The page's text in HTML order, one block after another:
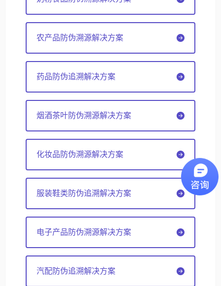
农产品防伪溯源解决方案
药品防伪追溯解决方案
烟酒茶叶防伪溯源解决方案
化妆品防伪溯源解决方案
服装鞋类防伪追溯解决方案
电子产品防伪溯源解决方案
汽配防伪追溯解决方案